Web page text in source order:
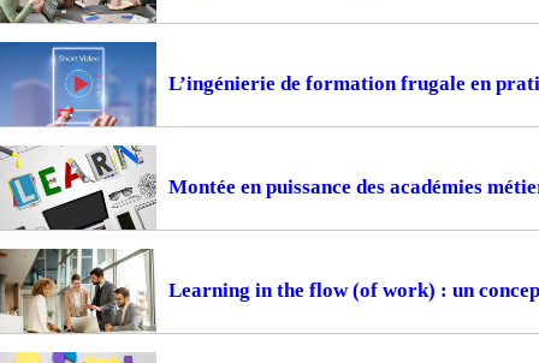
L’ingénierie de formation frugale en
Montée en puissance des académies
Learning in the flow (of work) : un